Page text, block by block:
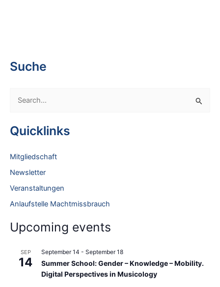
Suche
r
r
:
Quicklinks
Mitgliedschaft
Newsletter
Veranstaltungen
Anlaufstelle Machtmissbrauch
Upcoming events
SEP
14
September 14 - September 18
Summer School: Gender – Knowledge – Mobility.
Digital Perspectives in Musicology